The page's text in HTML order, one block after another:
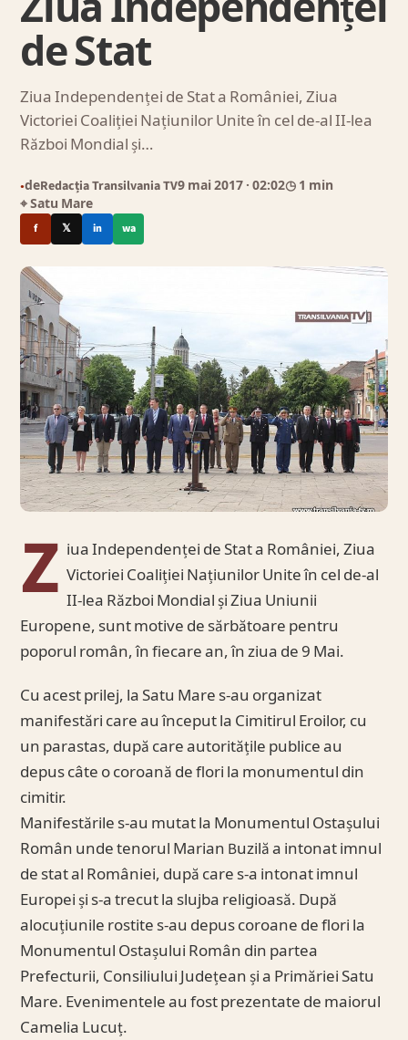
de Stat
Ziua Independenței de Stat a României, Ziua
Victoriei Coaliției Națiunilor Unite în cel de-al II-lea
Război Mondial și…
●deRedacția Transilvania TV9 mai 2017 · 02:02◷ 1 min
⌖ Satu Mare
f 𝕏 in wa
Z iua Independenței de Stat a României, Ziua
Victoriei Coaliției Națiunilor Unite în cel de-al
II-lea Război Mondial și Ziua Uniunii
Europene, sunt motive de sărbătoare pentru
poporul român, în fiecare an, în ziua de 9 Mai.
Cu acest prilej, la Satu Mare s-au organizat
manifestări care au început la Cimitirul Eroilor, cu
un parastas, după care autoritățile publice au
depus câte o coroană de flori la monumentul din
cimitir.
Manifestările s-au mutat la Monumentul Ostașului
Român unde tenorul Marian Buzilă a intonat imnul
de stat al României, după care s-a intonat imnul
Europei și s-a trecut la slujba religioasă. După
alocuțiunile rostite s-au depus coroane de flori la
Monumentul Ostașului Român din partea
Prefecturii, Consiliului Județean și a Primăriei Satu
Mare. Evenimentele au fost prezentate de maiorul
Camelia Lucuț.